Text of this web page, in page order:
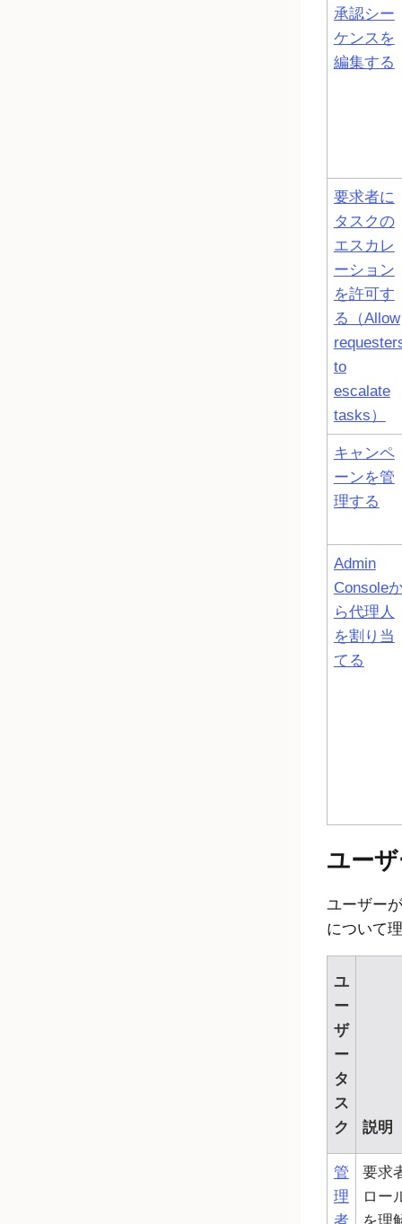
承認シー
ケンスを
編集する
要求者に
タスクの
エスカレ
ーション
を許可す
る（Allow
to
escalate
tasks）
キャンペ
ーンを管
理する
Admin
Console
ら代理人
を割り当
てる
ユー
ユーザー
について
ユ
ー
ザ
ー
タ
ス
ク
説明
管
理
要求
ロー